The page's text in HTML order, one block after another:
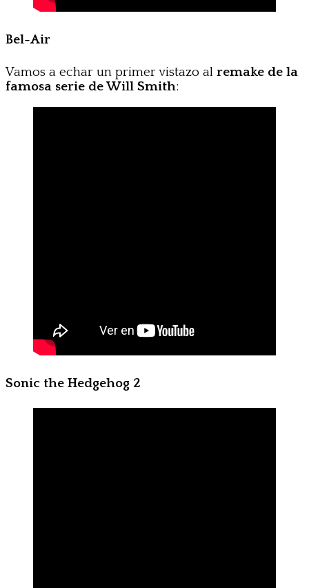
Bel-Air
Vamos a echar un primer vistazo al remake de la
famosa serie de Will Smith:
Sonic the Hedgehog 2